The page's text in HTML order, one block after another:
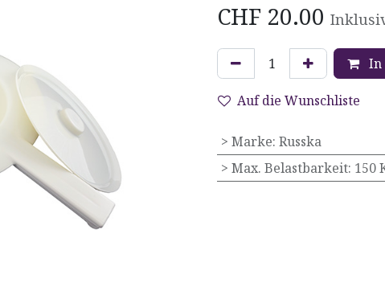
CHF 20.00
In
Auf die Wunschliste
> Marke: Russka
> Max. Belastbarkeit: 150